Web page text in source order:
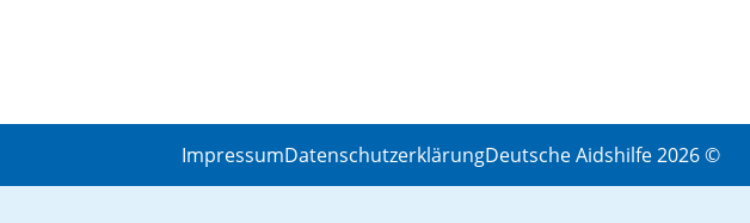
© 2026 Deutsche Aidshilfe
Datenschutzerklärung
Impressum